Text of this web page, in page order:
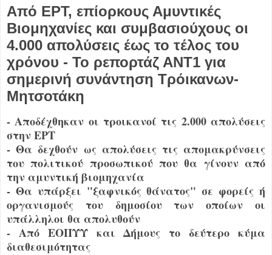
Από ΕΡΤ, επίορκους Αμυντικές
Βιομηχανίες και συμβασιούχους οι
4.000 απολύσεις έως το τέλος του
χρόνου - Το ρεπορτάζ ΑΝΤ1 για
σημερινή συνάντηση Τρόικανων-
Μητσοτάκη
- Αποδέχθηκαν οι τροικανοί τις 2.000 απολύσεις
στην ΕΡΤ
- Θα δεχθούν ως απολύσεις τις απομακρύνσεις
του πολιτικού προσωπικού που θα γίνουν από
την αμυντική βιομηχανία
- Θα υπάρξει "ξαφνικός θάνατος" σε φορείς ή
οργανισμούς του δημοσίου των οποίων οι
υπάλληλοι θα απολυθούν
- Από ΕΟΠΥΥ και Δήμους το δεύτερο κύμα
διαθεσιμότητας